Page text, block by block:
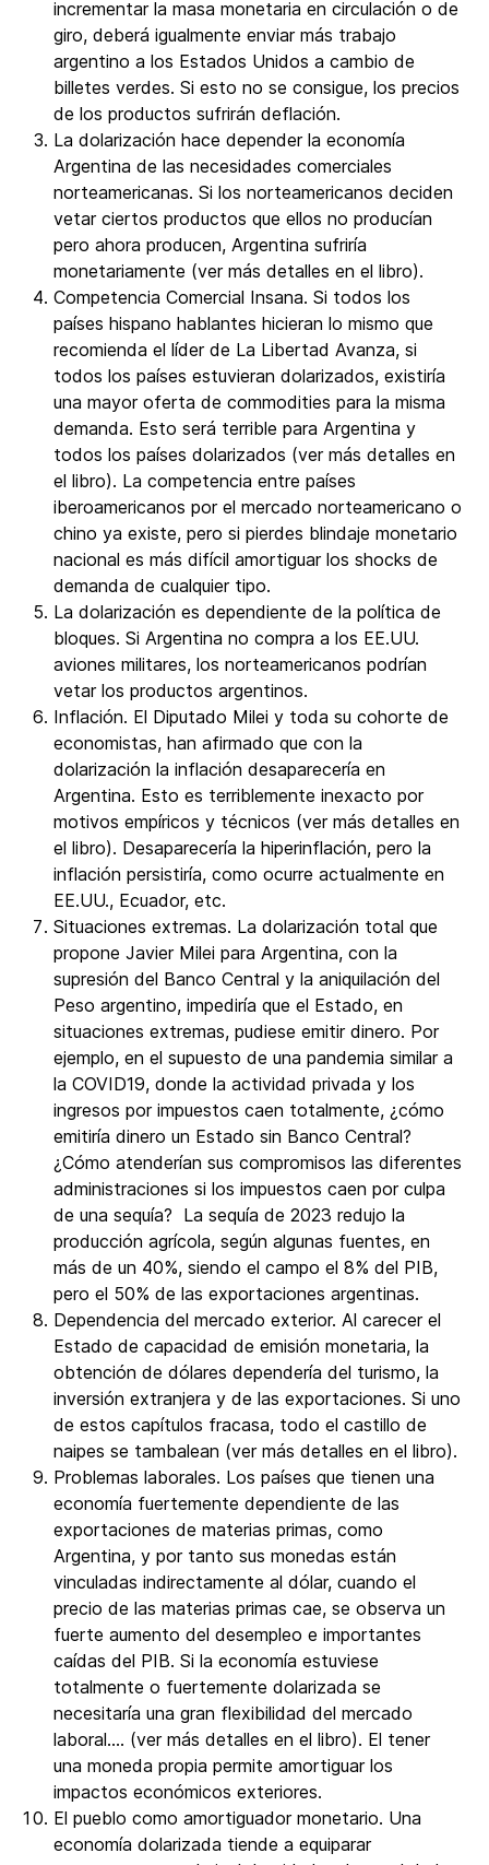
incrementar la masa monetaria en circulación o de
giro, deberá igualmente enviar más trabajo
argentino a los Estados Unidos a cambio de
billetes verdes. Si esto no se consigue, los precios
de los productos sufrirán deflación.
La dolarización hace depender la economía
Argentina de las necesidades comerciales
norteamericanas. Si los norteamericanos deciden
vetar ciertos productos que ellos no producían
pero ahora producen, Argentina sufriría
monetariamente (ver más detalles en el libro).
Competencia Comercial Insana. Si todos los
países hispano hablantes hicieran lo mismo que
recomienda el líder de La Libertad Avanza, si
todos los países estuvieran dolarizados, existiría
una mayor oferta de commodities para la misma
demanda. Esto será terrible para Argentina y
todos los países dolarizados (ver más detalles en
el libro). La competencia entre países
iberoamericanos por el mercado norteamericano o
chino ya existe, pero si pierdes blindaje monetario
nacional es más difícil amortiguar los shocks de
demanda de cualquier tipo.
La dolarización es dependiente de la política de
bloques. Si Argentina no compra a los EE.UU.
aviones militares, los norteamericanos podrían
vetar los productos argentinos.
Inflación. El Diputado Milei y toda su cohorte de
economistas, han afirmado que con la
dolarización la inflación desaparecería en
Argentina. Esto es terriblemente inexacto por
motivos empíricos y técnicos (ver más detalles en
el libro). Desaparecería la hiperinflación, pero la
inflación persistiría, como ocurre actualmente en
EE.UU., Ecuador, etc.
Situaciones extremas. La dolarización total que
propone Javier Milei para Argentina, con la
supresión del Banco Central y la aniquilación del
Peso argentino, impediría que el Estado, en
situaciones extremas, pudiese emitir dinero. Por
ejemplo, en el supuesto de una pandemia similar a
la COVID19, donde la actividad privada y los
ingresos por impuestos caen totalmente, ¿cómo
emitiría dinero un Estado sin Banco Central?
¿Cómo atenderían sus compromisos las diferentes
administraciones si los impuestos caen por culpa
de una sequía? La sequía de 2023 redujo la
producción agrícola, según algunas fuentes, en
más de un 40%, siendo el campo el 8% del PIB,
pero el 50% de las exportaciones argentinas.
Dependencia del mercado exterior. Al carecer el
Estado de capacidad de emisión monetaria, la
obtención de dólares dependería del turismo, la
inversión extranjera y de las exportaciones. Si uno
de estos capítulos fracasa, todo el castillo de
naipes se tambalean (ver más detalles en el libro).
Problemas laborales. Los países que tienen una
economía fuertemente dependiente de las
exportaciones de materias primas, como
Argentina, y por tanto sus monedas están
vinculadas indirectamente al dólar, cuando el
precio de las materias primas cae, se observa un
fuerte aumento del desempleo e importantes
caídas del PIB. Si la economía estuviese
totalmente o fuertemente dolarizada se
necesitaría una gran flexibilidad del mercado
laboral…. (ver más detalles en el libro). El tener
una moneda propia permite amortiguar los
impactos económicos exteriores.
El pueblo como amortiguador monetario. Una
economía dolarizada tiende a equiparar